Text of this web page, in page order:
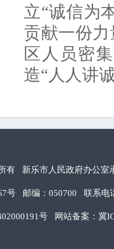
立“诚信为
贡献一份
区人员密
造“人人讲